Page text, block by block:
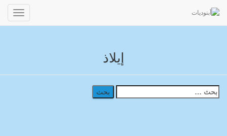
مرحباً بكم في بوابة أبنود الإلكترونية
تبديل
إيلاذ
البحث
عن: